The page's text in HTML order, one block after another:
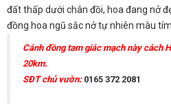
đất thấp dưới chân đồi, hoa đang nở
đồng hoa ngũ sắc nở tự nhiên màu
Cánh đồng tam giác mạch này cách
20km.
SĐT chủ vườn: 0165 372 2081